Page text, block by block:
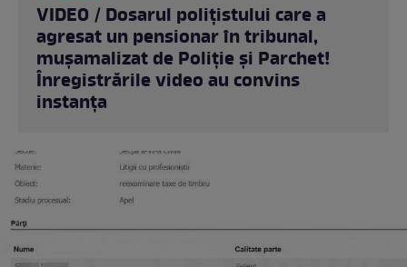
VIDEO / Dosarul polițistului care a
agresat un pensionar în tribunal,
mușamalizat de Poliție și Parchet!
Înregistrările video au convins
instanța